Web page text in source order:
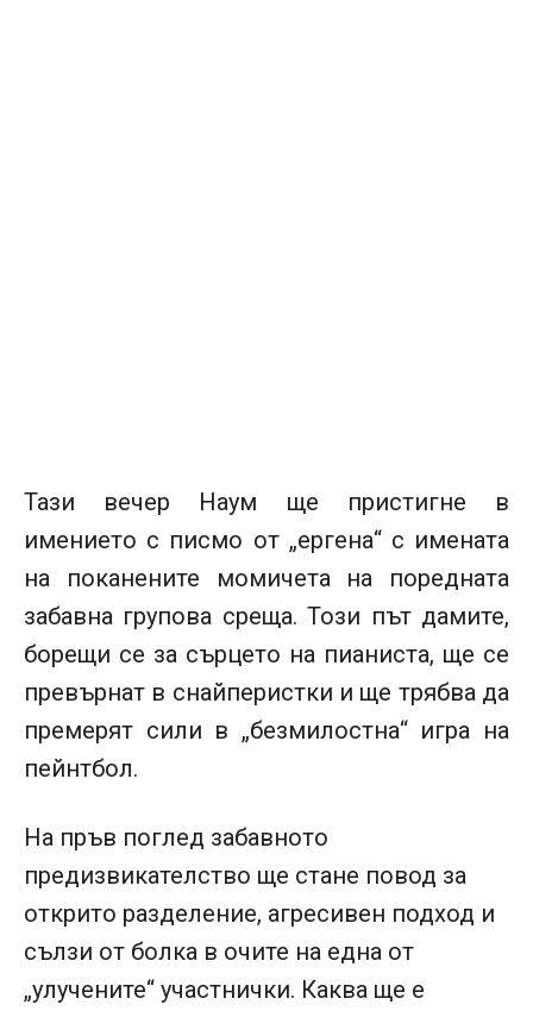
Тази вечер Наум ще пристигне в
имението с писмо от „ергена“ с имената
на поканените момичета на поредната
забавна групова среща. Този път дамите,
борещи се за сърцето на пианиста, ще се
превърнат в снайперистки и ще трябва да
премерят сили в „безмилостна“ игра на
пейнтбол.
На пръв поглед забавното
предизвикателство ще стане повод за
открито разделение, агресивен подход и
сълзи от болка в очите на една от
„улучените“ участнички. Каква ще е